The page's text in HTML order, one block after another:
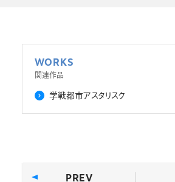
WORKS
関連作品
学戦都市アスタリスク
PREV